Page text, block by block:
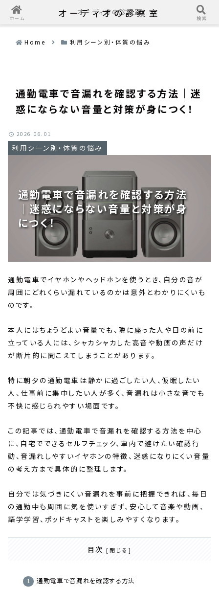
オーディオの診察室
Home 利用シーン別・体質の悩み
通勤電車で音漏れを確認する方法｜迷
惑にならない音量と対策が身につく！
通勤電車で音漏れを確認する方法
｜迷惑にならない音量と対策が身
につく！
利用シーン別・体質の悩み
2026.06.01
通勤電車でイヤホンやヘッドホンを使うとき、自分の音が
周囲にどれくらい漏れているのかは意外とわかりにくいも
のです。
本人にはちょうどよい音量でも、隣に座った人や目の前に
立っている人には、シャカシャカした高音や動画の声だけ
が断片的に聞こえてしまうことがあります。
特に朝夕の通勤電車は静かに過ごしたい人、仮眠したい
人、仕事前に集中したい人が多く、音漏れは小さな音でも
不快に感じられやすい場面です。
この記事では、通勤電車で音漏れを確認する方法を中心
に、自宅でできるセルフチェック、車内で避けたい確認行
動、音漏れしやすいイヤホンの特徴、迷惑になりにくい音量
の考え方まで具体的に整理します。
自分では気づきにくい音漏れを事前に把握できれば、毎日
の通勤中も周囲に気を使いすぎず、安心して音楽や動画、
語学学習、ポッドキャストを楽しみやすくなります。
目次
通勤電車で音漏れを確認する方法
ホーム
オーディオの診察室
検索